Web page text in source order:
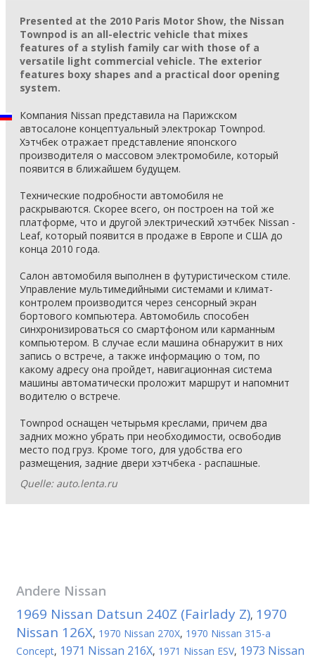
Presented at the 2010 Paris Motor Show, the Nissan
Townpod is an all-electric vehicle that mixes
features of a stylish family car with those of a
versatile light commercial vehicle. The exterior
features boxy shapes and a practical door opening
system.
Компания Nissan представила на Парижском
автосалоне концептуальный электрокар Townpod.
Хэтчбек отражает представление японского
производителя о массовом электромобиле, который
появится в ближайшем будущем.
Технические подробности автомобиля не
раскрываются. Скорее всего, он построен на той же
платформе, что и другой электрический хэтчбек Nissan -
Leaf, который появится в продаже в Европе и США до
конца 2010 года.
Салон автомобиля выполнен в футуристическом стиле.
Управление мультимедийными системами и климат-
контролем производится через сенсорный экран
бортового компьютера. Автомобиль способен
синхронизироваться со смартфоном или карманным
компьютером. В случае если машина обнаружит в них
запись о встрече, а также информацию о том, по
какому адресу она пройдет, навигационная система
машины автоматически проложит маршрут и напомнит
водителю о встрече.
Townpod оснащен четырьмя креслами, причем два
задних можно убрать при необходимости, освободив
место под груз. Кроме того, для удобства его
размещения, задние двери хэтчбека - распашные.
Quelle: auto.lenta.ru
Andere Nissan
1969 Nissan Datsun 240Z (Fairlady Z), 1970
Nissan 126X, 1970 Nissan 270X, 1970 Nissan 315-a
Concept, 1971 Nissan 216X, 1971 Nissan ESV, 1973 Nissan